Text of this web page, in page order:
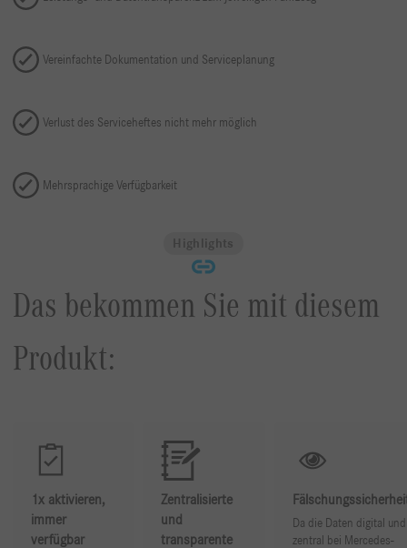
Vereinfachte Dokumentation und Serviceplanung
Verlust des Serviceheftes nicht mehr möglich
Mehrsprachige Verfügbarkeit
Highlights
Das bekommen Sie mit diesem
Produkt:
1x aktivieren,
immer
verfügbar
Zentralisierte
und
transparente
Da die Daten digital und
zentral bei Mercedes-